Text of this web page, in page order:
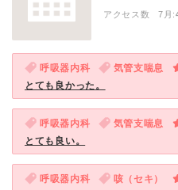
アクセス数 7月:
呼吸器内科 気管支喘息
とても良かった。
呼吸器内科 気管支喘息
とても良い。
呼吸器内科 咳（セキ）